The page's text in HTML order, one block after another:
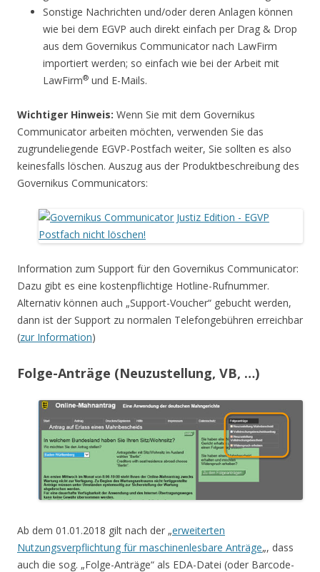
Sonstige Nachrichten und/oder deren Anlagen können
wie bei dem EGVP auch direkt einfach per Drag & Drop
aus dem Governikus Communicator nach LawFirm
importiert werden; so einfach wie bei der Arbeit mit
LawFirm® und E-Mails.
Wichtiger Hinweis: Wenn Sie mit dem Governikus
Communicator arbeiten möchten, verwenden Sie das
zugrundeliegende EGVP-Postfach weiter, Sie sollten es also
keinesfalls löschen. Auszug aus der Produktbeschreibung des
Governikus Communicators:
Information zum Support für den Governikus Communicator:
Dazu gibt es eine kostenpflichtige Hotline-Rufnummer.
Alternativ können auch „Support-Voucher“ gebucht werden,
dann ist der Support zu normalen Telefongebühren erreichbar
(zur Information)
Folge-Anträge (Neuzustellung, VB, …)
Ab dem 01.01.2018 gilt nach der „erweiterten
Nutzungsverpflichtung für maschinenlesbare Anträge„, dass
auch die sog. „Folge-Anträge“ als EDA-Datei (oder Barcode-